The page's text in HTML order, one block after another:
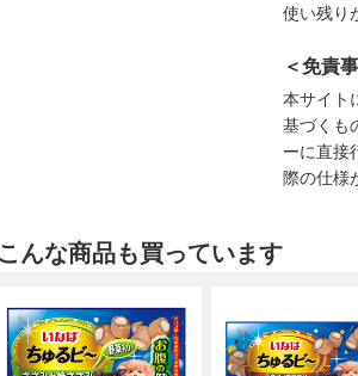
使い残り
＜免責
本サイト
基づくも
ーに直接
際の仕様
んな商品も買っています